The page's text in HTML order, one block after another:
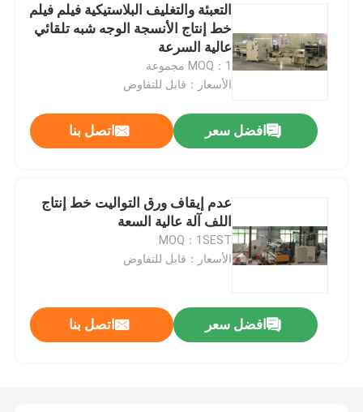
المنتجات
حولنا
التعبئة والتغليف البلاستيكية فيلم فيلم
خط إنتاج الأنسجة الوجه شبه تلقائي
عالية السرعة
MOQ：1 مجموعة
الأسعار：قابل للتفاوض
افضل سعر اتصل بنا
عدم إيقاف ورق التواليت خط إنتاج
اللف آلة عالية السعة
MOQ：1SEST
الأسعار：قابل للتفاوض
افضل سعر اتصل بنا